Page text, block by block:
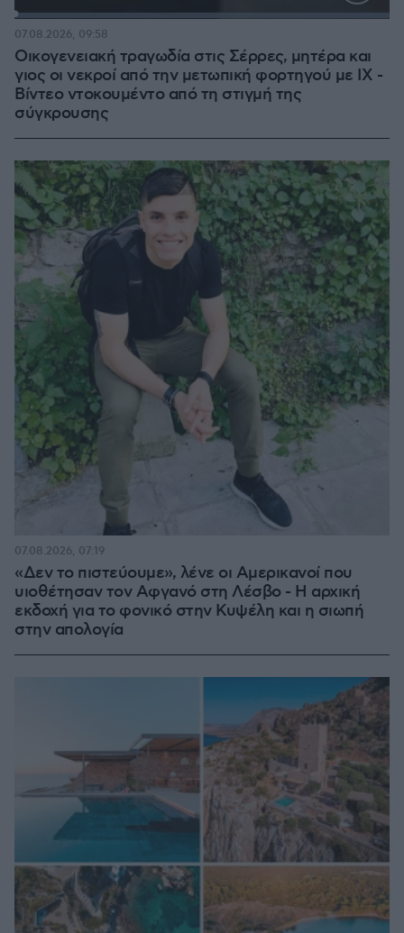
Loaded:
Οικογενειακή τραγωδία στις Σέρρες, μητέρα και
γιος οι νεκροί από την μετωπική φορτηγού με ΙΧ -
Βίντεο ντοκουμέντο από τη στιγμή της
σύγκρουσης
07.08.2026, 09:58
«Δεν το πιστεύουμε», λένε οι Αμερικανοί που
υιοθέτησαν τον Αφγανό στη Λέσβο - Η αρχική
εκδοχή για το φονικό στην Κυψέλη και η σιωπή
στην απολογία
07.08.2026, 07:19